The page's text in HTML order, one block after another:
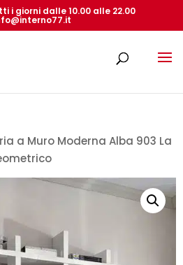
i giorni dalle 10.00 alle 22.00
a Muro Moderna Alba 903 La